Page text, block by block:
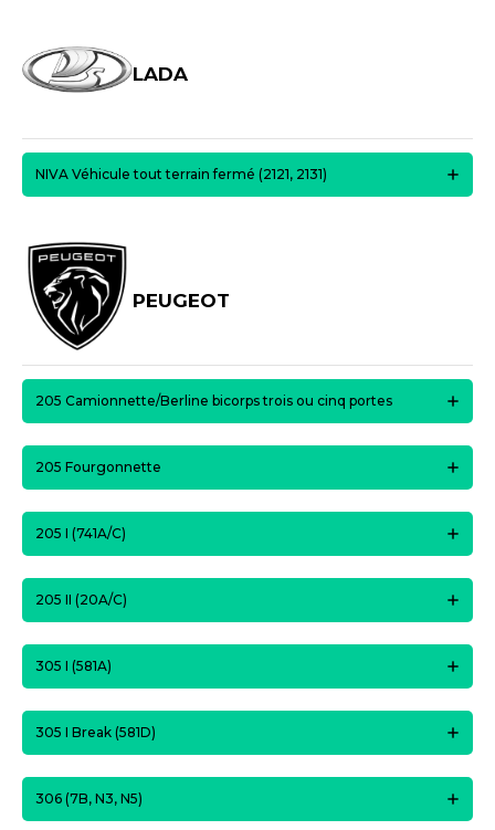
LADA
NIVA Véhicule tout terrain fermé (2121, 2131)
PEUGEOT
205 Camionnette/Berline bicorps trois ou cinq portes
205 Fourgonnette
205 I (741A/C)
205 II (20A/C)
305 I (581A)
305 I Break (581D)
306 (7B, N3, N5)